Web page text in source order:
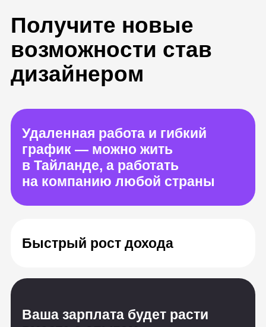
Ваша зарплата будет расти
от 3 000 BYN
Middle, опыт от 1 до 3 лет
Удаленная работа и гибкий
график — можно жить
в Тайланде, а работать
на компанию любой страны
Быстрый рост дохода